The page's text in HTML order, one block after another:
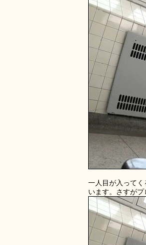
一人目が入って
います。さすがプ